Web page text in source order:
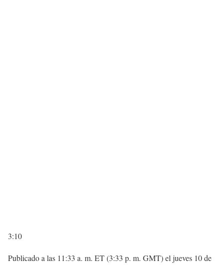
3:10
Publicado a las 11:33 a. m. ET (3:33 p. m. GMT) el jueves 10 de